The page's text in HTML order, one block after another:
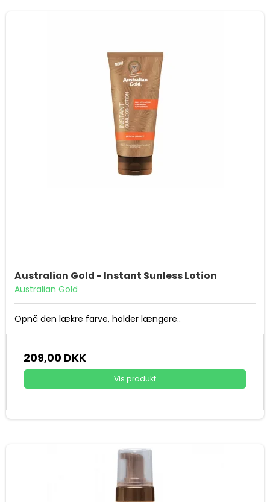
Australian Gold - Instant Sunless Lotion
Australian Gold
Opnå den lækre farve, holder længere..
209,00 DKK
Vis produkt